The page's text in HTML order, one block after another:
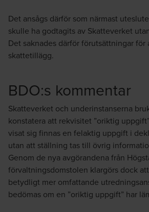
Det ansågs därför som närmast
skulle ha godtagits av Skatteverket
Det saknades därför förutsättningar för
skattetillägg.
BDO:s kommentar
Skatteverket och underinstanserna
konstatera att rekvisitet ”oriktig
visat sig finnas en felaktig uppgift i
utan att ställning tas till övrig
Genom de nya avgörandena från
förvaltningsdomstolen klargörs dock
betydligt mer omfattande
bedömas om en ”oriktig uppgift” har